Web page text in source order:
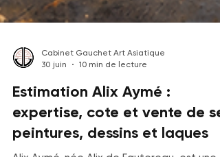
Cabinet Gauchet Art Asiatique